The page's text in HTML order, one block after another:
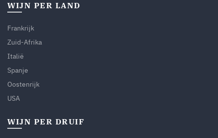
WIJN PER LAND
Frankrijk
Zuid-Afrika
Italië
Spanje
Oostenrijk
USA
WIJN PER DRUIF